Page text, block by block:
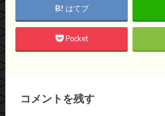
はてブ
Pocket
コメントを残す